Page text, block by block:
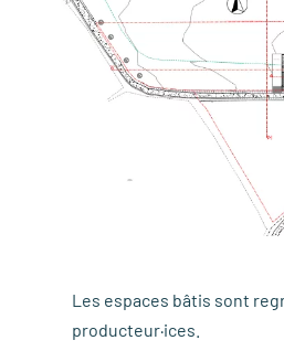
Les espaces bâtis sont
producteur·ices.